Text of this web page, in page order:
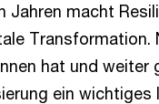
Jahren macht
Transformation.
hat und weiter
ein